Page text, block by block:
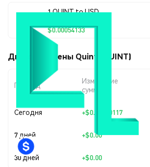
1 QUINT to USD
$0.00054133
Движения цены Quint (QUINT)
Период
Изменение
суммы
Сегодня +$0.00000117
7 дней +$0.00
30 дней +$0.00